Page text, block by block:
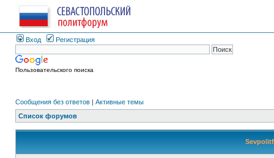
Вход Регистрация
Пользовательского поиска
Сообщения без ответов | Активные темы
Список форумов